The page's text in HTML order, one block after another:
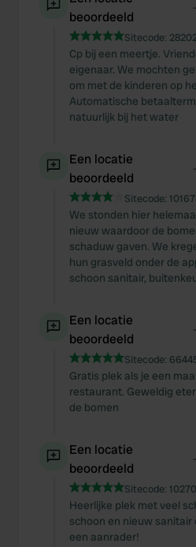
beoordeeld
Sitecode:
Cp bij een meertje.
eigenaar. We mochten
om met de kinderen op
Automatische
natuurlijk bij het water
Een locatie
beoordeeld
Sitecode:
We stonden hier
nieuw waardoor de
schaduw gaven. We
hun grasveld onder de
schoon sanitair,
Een locatie
beoordeeld
Sitecode:
Gratis plek als je een
restaurant. Geweldig
de bomen
Een locatie
beoordeeld
Sitecode:
Heerlijke plek met veel
schoon en nieuw sanitair
een aanrader!